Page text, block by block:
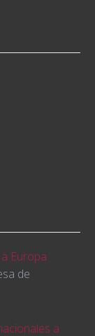
Europa
de
y trasladar
desde ela